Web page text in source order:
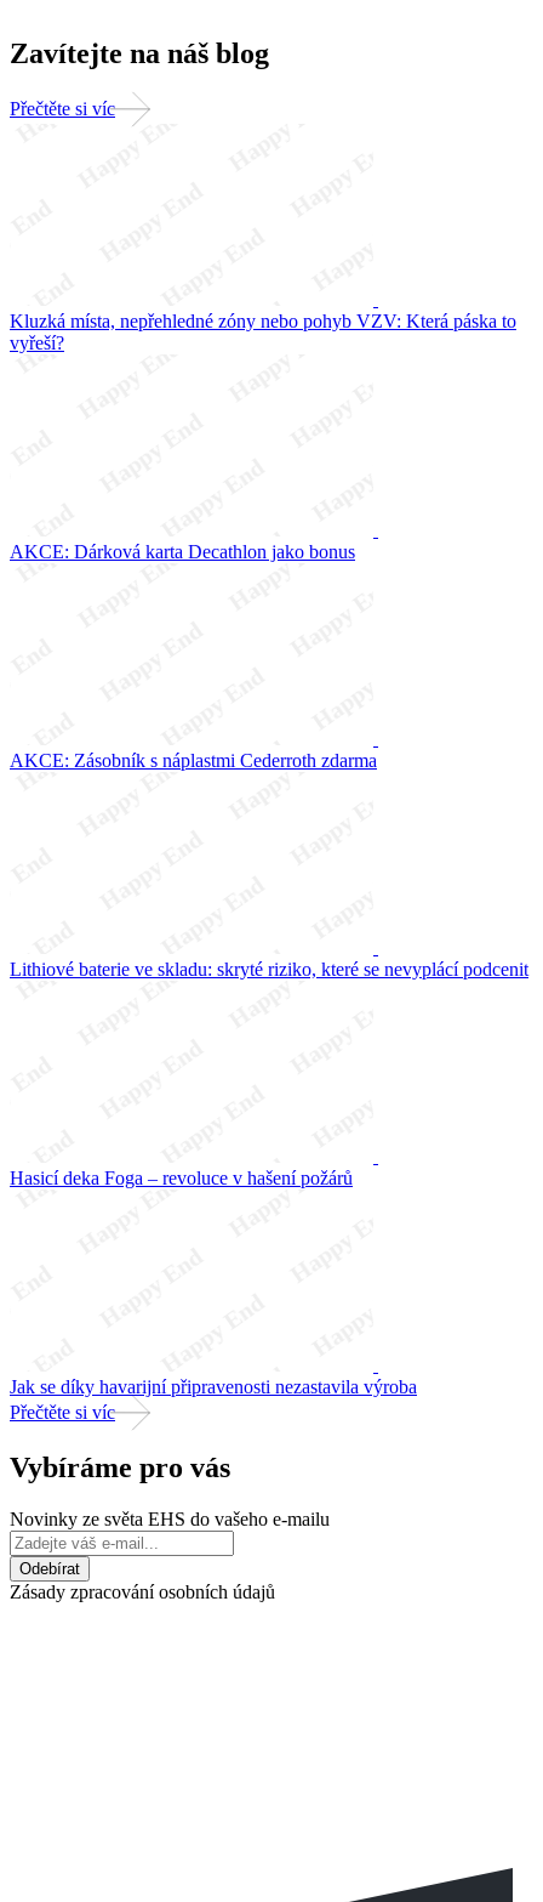
Zavítejte na náš blog
Přečtěte si víc
Kluzká místa, nepřehledné zóny nebo pohyb VZV: Která páska to
vyřeší?
AKCE: Dárková karta Decathlon jako bonus
AKCE: Zásobník s náplastmi Cederroth zdarma
Lithiové baterie ve skladu: skryté riziko, které se nevyplácí podcenit
Hasicí deka Foga – revoluce v hašení požárů
Jak se díky havarijní připravenosti nezastavila výroba
Přečtěte si víc
Vybíráme pro vás
Novinky ze světa EHS do vašeho e-mailu
Zásady zpracování osobních údajů